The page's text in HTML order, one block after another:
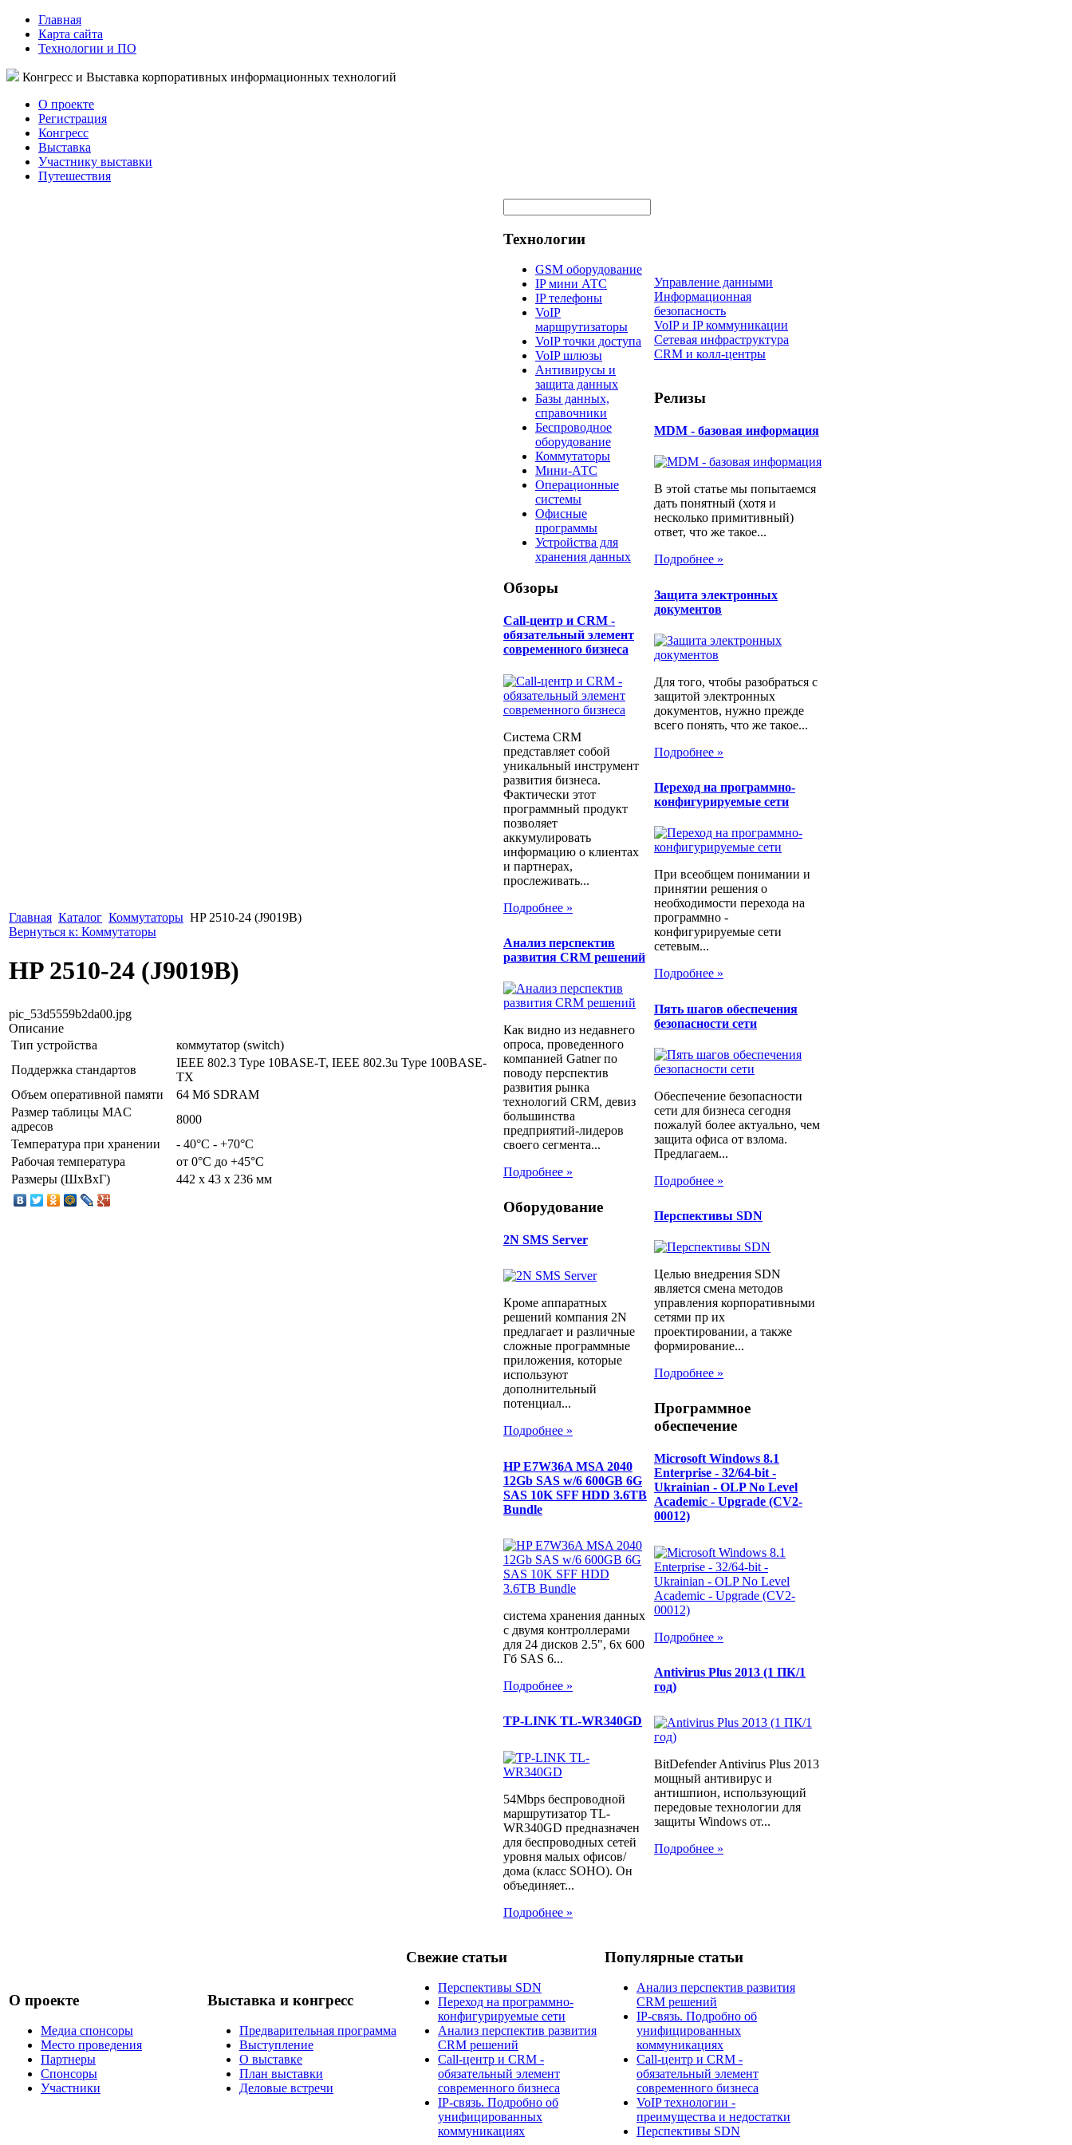
Главная
Карта сайта
Технологии и ПО
Конгресс и Выставка корпоративных информационных технологий
О проекте
Регистрация
Конгресс
Выставка
Участнику выставки
Путешествия
Главная Каталог Коммутаторы HP 2510-24 (J9019B)
Вернуться к: Коммутаторы
HP 2510-24 (J9019B)
pic_53d5559b2da00.jpg
Описание
Тип устройства
коммутатор (switch)
Поддержка стандартов
IEEE 802.3 Type 10BASE-T, IEEE 802.3u Type 100BASE-
TX
Объем оперативной памяти
64 Mб SDRAM
Размер таблицы MAC
адресов
8000
Температура при хранении
- 40°C - +70°C
Рабочая температура
от 0°C до +45°C
Размеры (ШxВxГ)
442 x 43 x 236 мм
Технологии
GSM оборудование
IP мини АТС
IP телефоны
VoIP
маршрутизаторы
VoIP точки доступа
VoIP шлюзы
Антивирусы и
защита данных
Базы данных,
справочники
Беспроводное
оборудование
Коммутаторы
Мини-АТС
Операционные
системы
Офисные
программы
Устройства для
хранения данных
Обзоры
Call-центр и CRM -
обязательный элемент
современного бизнеса
Система CRM
представляет собой
уникальный инструмент
развития бизнеса.
Фактически этот
программный продукт
позволяет
аккумулировать
информацию о клиентах
и партнерах,
прослеживать...
Подробнее »
Анализ перспектив
развития CRM решений
Как видно из недавнего
опроса, проведенного
компанией Gatner по
поводу перспектив
развития рынка
технологий CRM, девиз
большинства
предприятий-лидеров
своего сегмента...
Подробнее »
Оборудование
2N SMS Server
Кроме аппаратных
решений компания 2N
предлагает и различные
сложные программные
приложения, которые
используют
дополнительный
потенциал...
Подробнее »
HP E7W36A MSA 2040
12Gb SAS w/6 600GB 6G
SAS 10K SFF HDD 3.6TB
Bundle
система хранения данных
с двумя контроллерами
для 24 дисков 2.5", 6x 600
Гб SAS 6...
Подробнее »
TP-LINK TL-WR340GD
54Mbps беспроводной
маршрутизатор TL-
WR340GD предназначен
для беспроводных сетей
уровня малых офисов/
дома (класс SOHO). Он
объединяет...
Подробнее »
Управление данными
Информационная
безопасность
VoIP и IP коммуникации
Сетевая инфраструктура
CRM и колл-центры
Релизы
MDM - базовая информация
В этой статье мы попытаемся
дать понятный (хотя и
несколько примитивный)
ответ, что же такое...
Подробнее »
Защита электронных
документов
Для того, чтобы разобраться с
защитой электронных
документов, нужно прежде
всего понять, что же такое...
Подробнее »
Переход на программно-
конфигурируемые сети
При всеобщем понимании и
принятии решения о
необходимости перехода на
программно -
конфигурируемые сети
сетевым...
Подробнее »
Пять шагов обеспечения
безопасности сети
Обеспечение безопасности
сети для бизнеса сегодня
пожалуй более актуально, чем
защита офиса от взлома.
Предлагаем...
Подробнее »
Перспективы SDN
Целью внедрения SDN
является смена методов
управления корпоративными
сетями пр их
проектировании, а также
формирование...
Подробнее »
Программное
обеспечение
Microsoft Windows 8.1
Enterprise - 32/64-bit -
Ukrainian - OLP No Level
Academic - Upgrade (CV2-
00012)
Подробнее »
Antivirus Plus 2013 (1 ПК/1
год)
BitDefender Antivirus Plus 2013
мощный антивирус и
антишпион, использующий
передовые технологии для
защиты Windows от...
Подробнее »
О проекте
Медиа спонсоры
Место проведения
Партнеры
Спонсоры
Участники
Выставка и конгресс
Предварительная программа
Выступление
О выставке
План выставки
Деловые встречи
Свежие статьи
Перспективы SDN
Переход на программно-
конфигурируемые сети
Анализ перспектив развития
CRM решений
Call-центр и CRM -
обязательный элемент
современного бизнеса
IP-связь. Подробно об
унифицированных
коммуникациях
Популярные статьи
Анализ перспектив развития
CRM решений
IP-связь. Подробно об
унифицированных
коммуникациях
Call-центр и CRM -
обязательный элемент
современного бизнеса
​VoIP технологии -
преимущества и недостатки
Перспективы SDN